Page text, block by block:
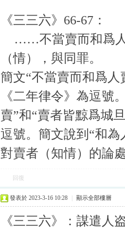
《三三六》66-67：
……不當賣而和爲
（情），與同罪。
簡文“不當賣而和爲
《二年律令》為逗號
賣”和“賣者皆黥爲城
逗號。簡文說到“和
對賣者（知情）的論
回復
發表於 2023-3-16 10:28 顯示全部樓層
《三三六》：謀遣人